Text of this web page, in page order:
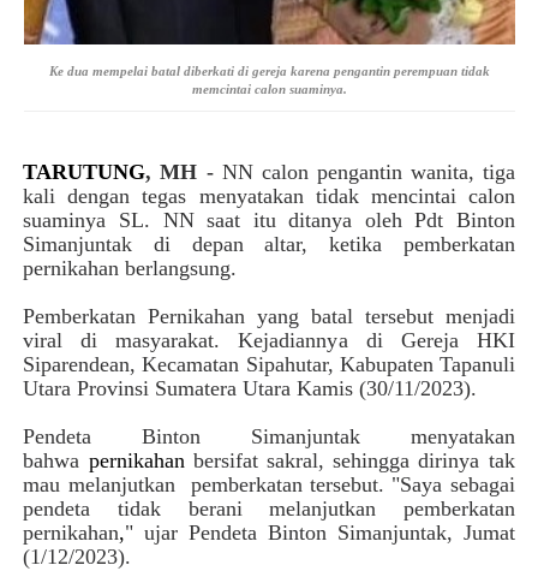
Ke dua mempelai batal diberkati di gereja karena pengantin perempuan tidak
memcintai calon suaminya.
TARUTUNG, MH - NN calon pengantin wanita, tiga
kali dengan tegas menyatakan tidak mencintai calon
suaminya SL. NN saat itu ditanya oleh Pdt Binton
Simanjuntak di depan altar, ketika pemberkatan
pernikahan berlangsung.
PemberkatanPernikahan yang batal tersebut menjadi
viral di masyarakat. Kejadiannya di Gereja HKI
Siparendean, Kecamatan Sipahutar, Kabupaten Tapanuli
Utara Provinsi Sumatera Utara Kamis (30/11/2023).
Pendeta Binton Simanjuntak menyatakan
bahwa pernikahanbersifat sakral, sehingga dirinya tak
mau melanjutkan
pemberkatan tersebut. "Saya sebagai
pendeta tidak berani melanjutkan pemberkatan
pernikahan," ujar Pendeta Binton Simanjuntak, Jumat
(1/12/2023).